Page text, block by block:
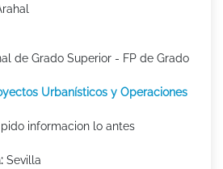
de Grado Superior - FP de Grado
Urbanísticos y Operaciones
informacion lo antes
Sevilla